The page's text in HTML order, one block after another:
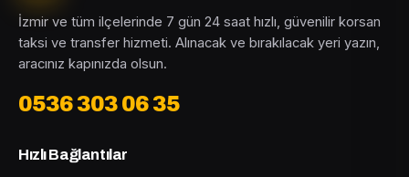
İzmir ve tüm ilçelerinde 7 gün 24 saat hızlı, güvenilir korsan
taksi ve transfer hizmeti. Alınacak ve bırakılacak yeri yazın,
aracınız kapınızda olsun.
0536 303 06 35
Hızlı Bağlantılar